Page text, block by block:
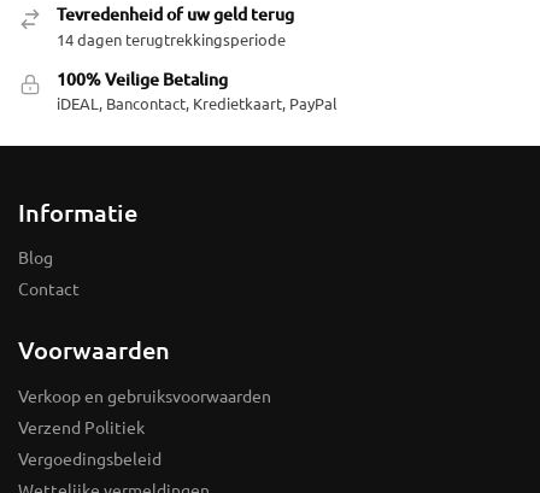
Tevredenheid of uw geld terug
14 dagen terugtrekkingsperiode
100% Veilige Betaling
iDEAL, Bancontact, Kredietkaart, PayPal
Informatie
Blog
Contact
Voorwaarden
Verkoop en gebruiksvoorwaarden
Verzend Politiek
Vergoedingsbeleid